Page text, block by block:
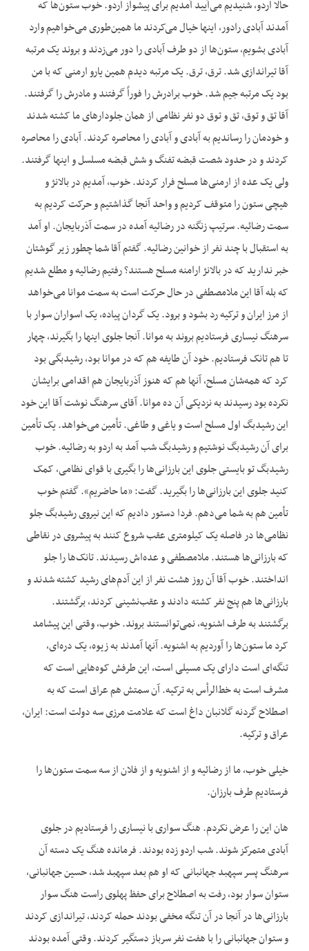
حالا اردو، شنیدیم می‌آیید آمدیم برای پیشواز اردو. خوب ستون‌ها که
آمدند آبادی رادور، اینها خیال می‌کردند ما همین‌طوری می‌خواهیم وارد
آبادی بشویم، ستون‌ها از دو طرف آبادی را دور می‌زدند و بروند یک مرتبه
آقا تیراندازی شد. ترق، ترق. یک مرتبه دیدم همین یارو ارمنی که با من
بود یک مرتبه جیم شد. خوب برادرش را فوراً گرفتند و مادرش را گرفتند.
آقا تق و توق، تق و توق دو نفر نظامی از همان جلودارهای ما کشته شدند
و خودمان را رساندیم به آبادی و آبادی را محاصره کردند. آبادی را محاصره
کردند و در حدود شصت قبضه تفنگ و شش قبضه مسلسل و اینها گرفتند.
ولی یک عده از ارمنی‌ها مسلح فرار کردند. خوب، آمدیم در بالانژ و
هیچی ستون را متوقف کردیم و واحد آنجا گذاشتیم و حرکت کردیم به
سمت رضائیه. سرتیپ زنگنه در رضائیه آمده در سمت آذربایجان. او آمد
به استقبال با چند نفر از خوانین رضائیه. گفتم آقا شما چطور زیر گوشتان
خبر ندارید که در بالانژ ارامنه مسلح هستند؟ رفتیم رضائیه و مطلع شدیم
که بله آقا این ملامصطفی در حال حرکت است به سمت موانا می‌خواهد
از مرز ایران و ترکیه رد بشود و برود. یک گردان پیاده، یک اسواران سوار با
سرهنگ نیساری فرستادیم بروند به موانا. آنجا جلوی اینها را بگیرند، چهار
تا هم تانک فرستادیم. خود آن طایفه هم که در موانا بود، رشیدبگی بود
کرد که همه‌شان مسلح، آنها هم که هنوز آذربایجان هم اقدامی برایشان
نکرده بود رسیدند به نزدیکی آن ده موانا. آقای سرهنگ نوشت آقا این خود
این رشیدبگ اول مسلح است و یاغی و طاغی. تأمین می‌خواهد. یک تأمین
برای آن رشیدبگ نوشتیم و رشیدبگ شب آمد به اردو به رضائیه. خوب
رشیدبگ تو بایستی جلوی این بارزانی‌ها را بگیری با قوای نظامی، کمک
کنید جلوی این بارزانی‌ها را بگیرید. گفت: «ما حاضریم». گفتم خوب
تأمین هم به شما می‌دهم. فردا دستور دادیم که این نیروی رشیدبگ جلو
نظامی‌ها در فاصله یک کیلومتری عقب شروع کنند به پیشروی در نقاطی
که بارزانی‌ها هستند. ملامصطفی و عده‌اش رسیدند. تانک‌ها را جلو
انداختند. خوب آقا آن روز هشت نفر از این آدم‌های رشید کشته شدند و
بارزانی‌ها هم پنج نفر کشته دادند و عقب‌نشینی کردند، برگشتند.
برگشتند به طرف اشنویه، نمی‌توانستند بروند. خوب، وقتی این پیشامد
کرد ما ستون‌ها را آوردیم به اشنویه. آنها آمدند به زیوه، یک دره‌ای،
تنگه‌ای است دارای یک مسیلی است، این طرفش کوه‌هایی است که
مشرف است به خط‌الرأس به ترکیه. آن سمتش هم عراق است که به
اصطلاح گردنه گلانبان داغ است که علامت مرزی سه دولت است: ایران،
عراق و ترکیه.
خیلی خوب، ما از رضائیه و از اشنویه و از فلان از سه سمت ستون‌ها را
فرستادیم طرف بارزان.
هان این را عرض نکردم. هنگ سواری با نیساری را فرستادیم در جلوی
آبادی متمرکز شوند. شب اردو زده بودند. فرمانده هنگ یک دسته آن
سرهنگ پسر سپهبد جهانبانی که او هم بعد سپهبد شد، حسین جهانبانی،
ستوان سوار بود، رفت به اصطلاح برای حفظ پهلوی راست هنگ سوار
بارزانی‌ها در آنجا در آن تنگه مخفی بودند حمله کردند، تیراندازی کردند
و ستوان جهانبانی را با هفت نفر سرباز دستگیر کردند. وقتی آمده بودند